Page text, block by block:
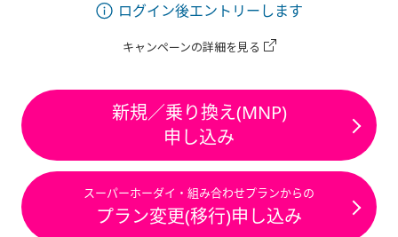
ログイン後エントリーします
キャンペーンの詳細を見る
新規／乗り換え(MNP)
申し込み
スーパーホーダイ・組み合わせプランからの
プラン変更(移行)申し込み